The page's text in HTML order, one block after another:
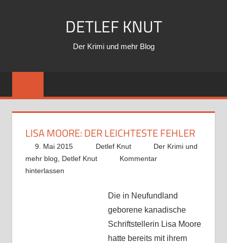
DETLEF KNUT
Der Krimi und mehr Blog
LISA MOORE: DER LEICHTESTE FEHLER
9. Mai 2015 Detlef Knut
Der Krimi und
mehr blog
Detlef Knut
Kommentar
hinterlassen
Die in Neufundland
geborene kanadische
Schriftstellerin Lisa Moore
hatte bereits mit ihrem